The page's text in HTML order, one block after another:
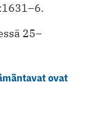
25–
ovat